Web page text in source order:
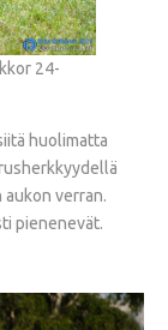
24-
huolimatta
verran.
pienenevät.